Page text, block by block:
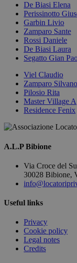
De Biasi Elena
Perissinotto
Garbin Livio
Zamparo Sante
Rossi Daniele
De Biasi Laura
Segatto Gian
Viel Claudio
Zamparo Silvano
Pilosio Rita
Master Village A
Residence Fenix
A.L.P Bibione
Via Croce del
30028 Bibione,
Useful links
Privacy
Cookie policy
Legal notes
Credits